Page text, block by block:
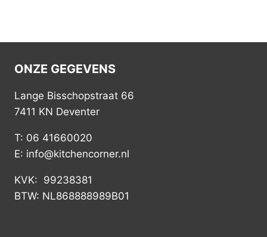
ONZE GEGEVENS
Lange Bisschopstraat 66
7411 KN Deventer
T: 06 41660020
E: info@kitchencorner.nl
KVK: 99238381
BTW: NL868888989B01